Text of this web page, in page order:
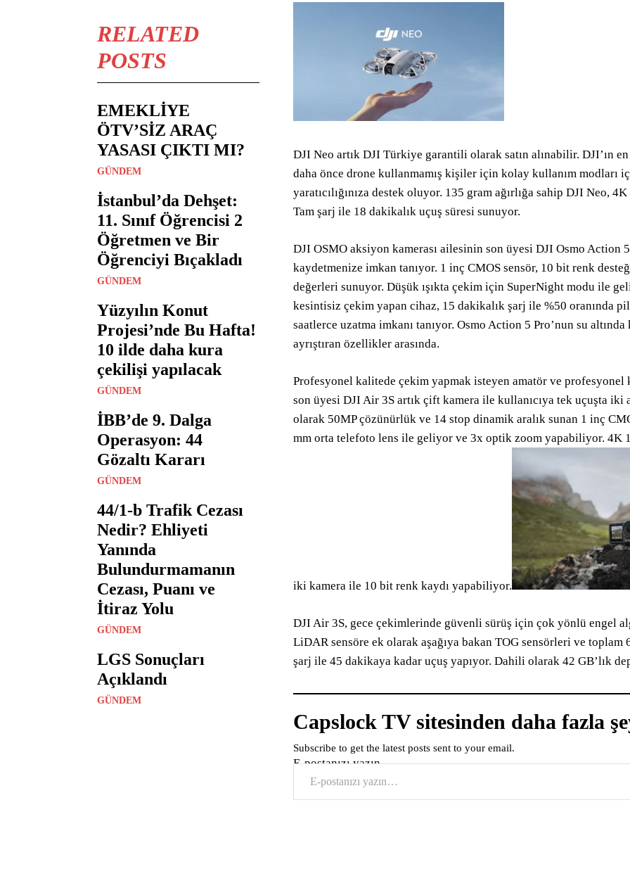
RELATED
POSTS
EMEKLİYE
ÖTV’SİZ ARAÇ
YASASI ÇIKTI MI?
GÜNDEM
İstanbul’da Dehşet:
11. Sınıf Öğrencisi 2
Öğretmen ve Bir
Öğrenciyi Bıçakladı
GÜNDEM
Yüzyılın Konut
Projesi’nde Bu Hafta!
10 ilde daha kura
çekilişi yapılacak
GÜNDEM
İBB’de 9. Dalga
Operasyon: 44
Gözaltı Kararı
GÜNDEM
44/1-b Trafik Cezası
Nedir? Ehliyeti
Yanında
Bulundurmamanın
Cezası, Puanı ve
İtiraz Yolu
GÜNDEM
LGS Sonuçları
Açıklandı
GÜNDEM
DJI Neo artık DJI Türkiye garantili olarak satın alınabilir. DJI’ın
daha önce drone kullanmamış kişiler için kolay kullanım modları
yaratıcılığınıza destek oluyor. 135 gram ağırlığa sahip DJI Neo,
Tam şarj ile 18 dakikalık uçuş süresi sunuyor.
DJI OSMO aksiyon kamerası ailesinin son üyesi DJI Osmo Action
kaydetmenize imkan tanıyor. 1 inç CMOS sensör, 10 bit renk
değerleri sunuyor. Düşük ışıkta çekim için SuperNight modu ile
kesintisiz çekim yapan cihaz, 15 dakikalık şarj ile %50 oranında
saatlerce uzatma imkanı tanıyor. Osmo Action 5 Pro’nun su
ayrıştıran özellikler arasında.
Profesyonel kalitede çekim yapmak isteyen amatör ve
son üyesi DJI Air 3S artık çift kamera ile kullanıcıya tek uçuşta iki
olarak 50MP çözünürlük ve 14 stop dinamik aralık sunan 1 inç
mm orta telefoto lens ile geliyor ve 3x optik zoom yapabiliyor. 4K
iki kamera ile 10 bit renk kaydı yapabiliyor.
DJI Air 3S, gece çekimlerinde güvenli sürüş için çok yönlü engel
LiDAR sensöre ek olarak aşağıya bakan TOG sensörleri ve toplam
şarj ile 45 dakikaya kadar uçuş yapıyor. Dahili olarak 42 GB’lık
Capslock TV sitesinden daha fazla
Subscribe to get the latest posts sent to your email.
E-postanızı yazın…